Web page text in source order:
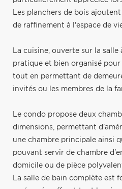
Les planchers de bois
de raffinement à l'espace de
La cuisine, ouverte sur la salle
pratique et bien organisé
tout en permettant de
invités ou les membres de la
Le condo propose deux
dimensions, permettant
une chambre principale ainsi
pouvant servir de chambre
domicile ou de pièce
La salle de bain complète est